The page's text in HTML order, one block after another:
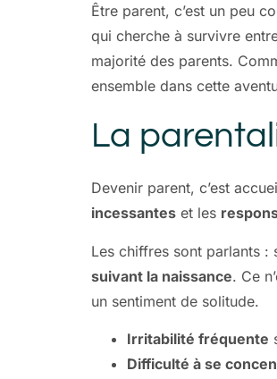
Être parent, c’est un peu
qui cherche à survivre
majorité des parents.
ensemble dans cette
La
Devenir parent, c’est
incessantes et les
Les chiffres sont parlants
suivant la naissance. Ce
un sentiment de solitude.
Irritabilité fréquente
Difficulté à se